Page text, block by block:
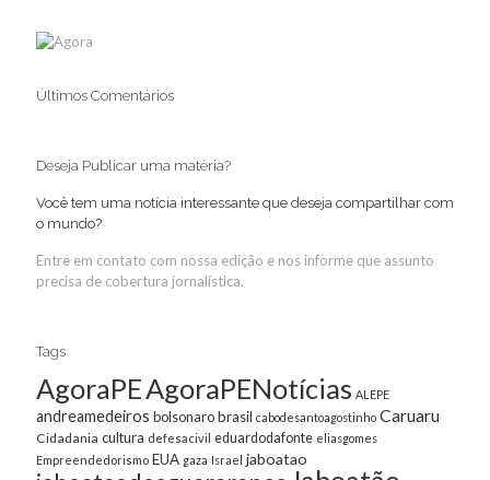
Últimos Comentários
Deseja Publicar uma matéria?
Você tem uma notícia interessante que deseja compartilhar com
o mundo?
Entre em contato com nossa edição e nos informe que assunto
precisa de cobertura jornalística.
Tags
AgoraPEAgoraPENotícias ALEPE
andreamedeiros bolsonarobrasil cabodesantoagostinho Caruaru
Cidadania cultura defesacivil eduardodafonte eliasgomes
Empreendedorismo EUA gaza Israel jaboatao